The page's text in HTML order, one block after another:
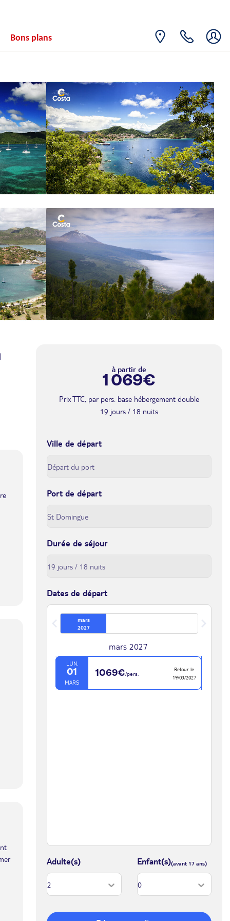
Bons plans
à partir de
1 069€
Prix TTC, par pers. base hébergement double
19 jours / 18 nuits
Ville de départ
Port de départ
Durée de séjour
Dates de départ
mars
2027
mars 2027
LUN.
01
MARS
1069€/pers.
Retour le
19/03/2027
Adulte(s) Enfant(s)